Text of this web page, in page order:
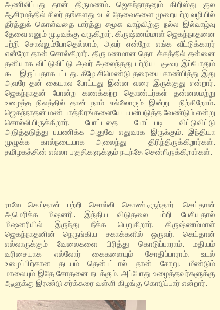
அணிவிப்பது தான் திருமணம். ஜெகந்நாதனும் கிறிஸ்து குல
ஆசிரமத்தில் சிலர் தங்களது உடல் தேவைகளை முறையற்ற வழியில்
தீர்த்துக் கொள்வதை பார்த்து சமூக வாழ்விற்கு நல்ல இல்வாழ்வு
தேவை எனும் முடிவுக்கு வருகிறார். கிருஷ்ணம்மாள் ஜெகந்நாதனை
பற்றி சொல்லும்போதெல்லாம், அவர் என்றோ எங்க வீட்டுக்காரர்
என்றோ தான் சொல்கிறார். திருமணமான தொடக்கத்தில் தன்னை
தனியாக விட்டுவிட்டு அவர் அலைந்தது பற்றிய குறை இப்போதும்
கூட இருப்பதாக பட்டது. கீழே சிமெண்டு தரையை காண்பித்து இது
அவரே தன் கையால போட்டது இன்ன வரை இருக்குது என்றார்.
ஜெகந்நாதன் போன்ற கணக்கற்ற தொண்டர்கள் தன்னலமற்று
உழைத்த நிலத்தில் தான் நாம் எல்லோரும் இன்று நிற்கிறோம்.
ஜெகந்நாதன் மண் பாத்திரங்களையே பயன்படுத்த வேண்டும் என்று
சொல்லியிருக்கிறார். போட்டதை போட்டபடி விட்டுவிட்டு
அடுத்தடுத்து பயணிக்க அதுவே எதுவாக இருக்கும். இந்தியா
முழுக்க கால்நடையாக அலைந்து திரிந்திருக்கிறார்கள்.
தமிழகத்தின் எல்லா பகுதிகளுக்கும் நடந்தே சென்றிருக்கிறார்கள்.
ராலே கெய்தான் பற்றி சொல்லி கொண்டிருந்தார். கெய்தான்
அமெரிக்க மிஷனரி. இந்திய விடுதலை பற்றி பேசியதால்
மிஷனரியில் இருந்து நீக்க பெறுகிறார். கிருஷ்ணம்மாள்
ஜெகந்நாதனின் நெருங்கிய சகாக்களில் ஒருவர். கெய்தான்
எல்லாருக்கும் வேலைகளை பிரித்து கொடுப்பாராம். மதியம்
வரிசையாக எல்லோர் கைகளையும் சோதிப்பாராம். உடல்
உழைப்பிற்கான தடயம் தென்பட்டால் தான் சோறு. மீண்டும்
மாலையும் இதே சோதனை நடக்கும். அப்போது உழைத்தவர்களுக்கு
ஆளுக்கு இரண்டு சர்க்கரை வள்ளி கிழங்கு கொடுப்பார் என்றார்.